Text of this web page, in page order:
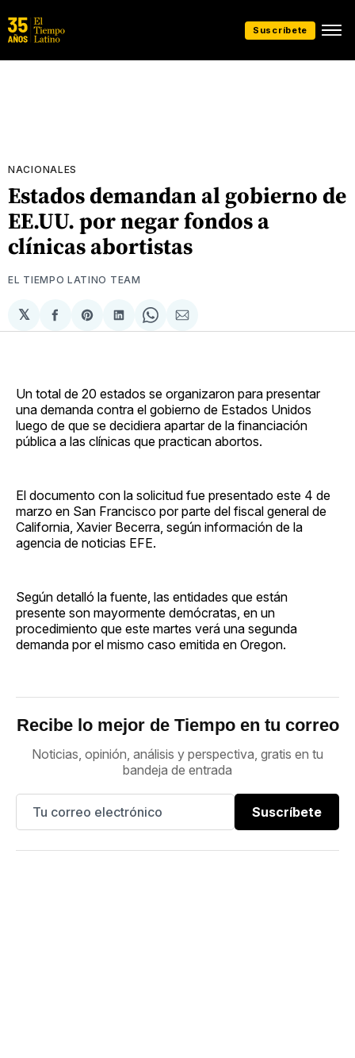
Suscríbete
NACIONALES
Estados demandan al gobierno de
EE.UU. por negar fondos a
clínicas abortistas
EL TIEMPO LATINO TEAM
𝕏
Compartir
en
Share
on
Compartir
en
Share
on
Compartir
via
Un total de 20 estados se organizaron para presentar
una demanda contra el gobierno de Estados Unidos
luego de que se decidiera apartar de la financiación
pública a las clínicas que practican abortos.
El documento con la solicitud fue presentado este 4 de
marzo en San Francisco por parte del fiscal general de
California, Xavier Becerra, según información de la
agencia de noticias EFE.
Según detalló la fuente, las entidades que están
presente son mayormente demócratas, en un
procedimiento que este martes verá una segunda
demanda por el mismo caso emitida en Oregon.
Recibe lo mejor de Tiempo en tu correo
Noticias, opinión, análisis y perspectiva, gratis en tu
bandeja de entrada
Suscríbete